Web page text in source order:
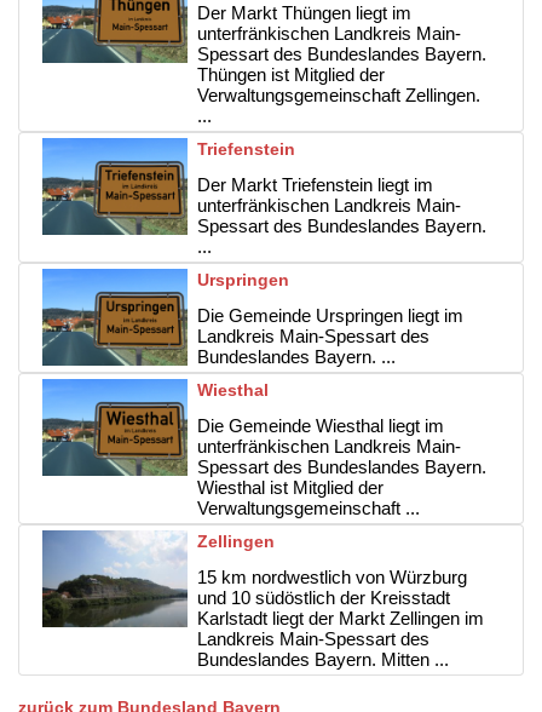
Der Markt Thüngen liegt im
unterfränkischen Landkreis Main-
Spessart des Bundeslandes Bayern.
Thüngen ist Mitglied der
Verwaltungsgemeinschaft Zellingen.
...
Triefenstein
Der Markt Triefenstein liegt im
unterfränkischen Landkreis Main-
Spessart des Bundeslandes Bayern.
...
Urspringen
Die Gemeinde Urspringen liegt im
Landkreis Main-Spessart des
Bundeslandes Bayern. ...
Wiesthal
Die Gemeinde Wiesthal liegt im
unterfränkischen Landkreis Main-
Spessart des Bundeslandes Bayern.
Wiesthal ist Mitglied der
Verwaltungsgemeinschaft ...
Zellingen
15 km nordwestlich von Würzburg
und 10 südöstlich der Kreisstadt
Karlstadt liegt der Markt Zellingen im
Landkreis Main-Spessart des
Bundeslandes Bayern. Mitten ...
zurück zum Bundesland Bayern